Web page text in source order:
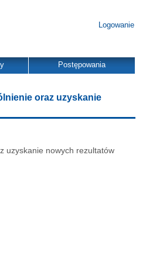
Logowanie
Postępowania
oraz uzyskanie
uzyskanie nowych rezultatów